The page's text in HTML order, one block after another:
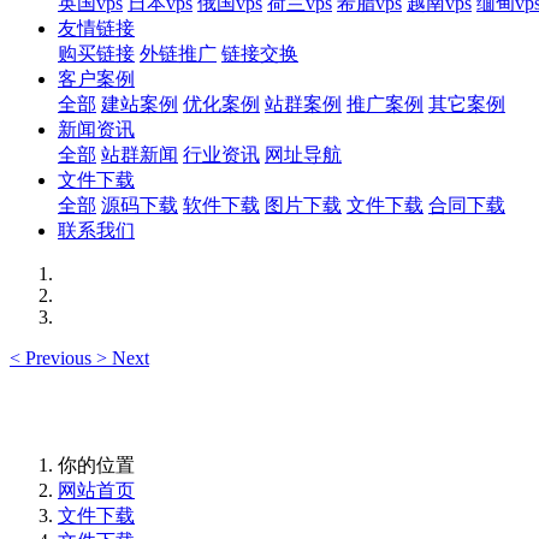
友情链接
购买链接 外链推广 链接交换
客户案例
全部 建站案例 优化案例 站群案例 推广案例 其它案例
新闻资讯
全部 站群新闻 行业资讯 网址导航
文件下载
全部 源码下载 软件下载 图片下载 文件下载 合同下载
联系我们
< Previous > Next
你的位置
网站首页
文件下载